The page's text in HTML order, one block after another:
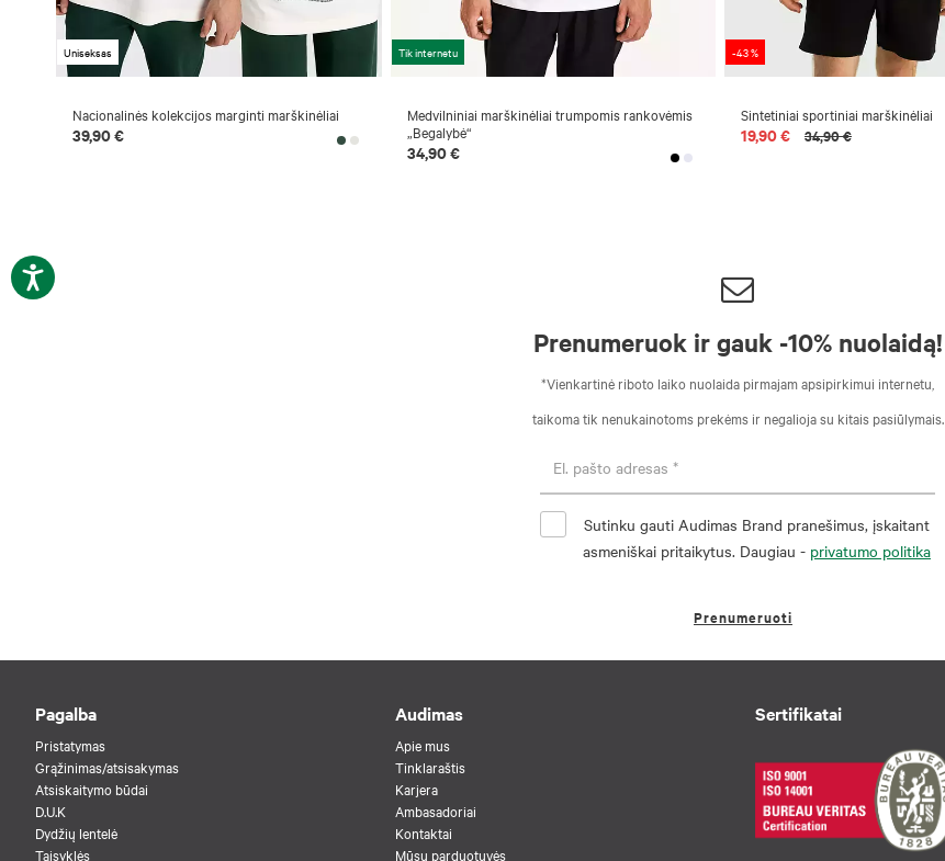
Uniseksas
Nacionalinės kolekcijos marginti marškinėliai
39,90 €
Tik internetu
Medvilniniai marškinėliai trumpomis rankovėmis
„Begalybė“
34,90 €
-43 %
Sintetiniai sportiniai marškinėliai
19,90 € 34,90 €
Prenumeruok ir gauk -10% nuolaidą!
*Vienkartinė riboto laiko nuolaida pirmajam apsipirkimui internetu,
taikoma tik nenukainotoms prekėms ir negalioja su kitais pasiūlymais.
Sutinku gauti Audimas Brand pranešimus, įskaitant
asmeniškai pritaikytus. Daugiau - privatumo politika
Prenumeruoti
Pagalba
Pristatymas
Grąžinimas/atsisakymas
Atsiskaitymo būdai
D.U.K
Dydžių lentelė
Taisyklės
Audimas
Apie mus
Tinklaraštis
Karjera
Ambasadoriai
Kontaktai
Mūsų parduotuvės
Sertifikatai